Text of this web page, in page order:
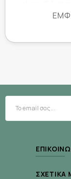
ωμέγα-9
είναι
Πιο
ΣΧΕΤΙΚΆ